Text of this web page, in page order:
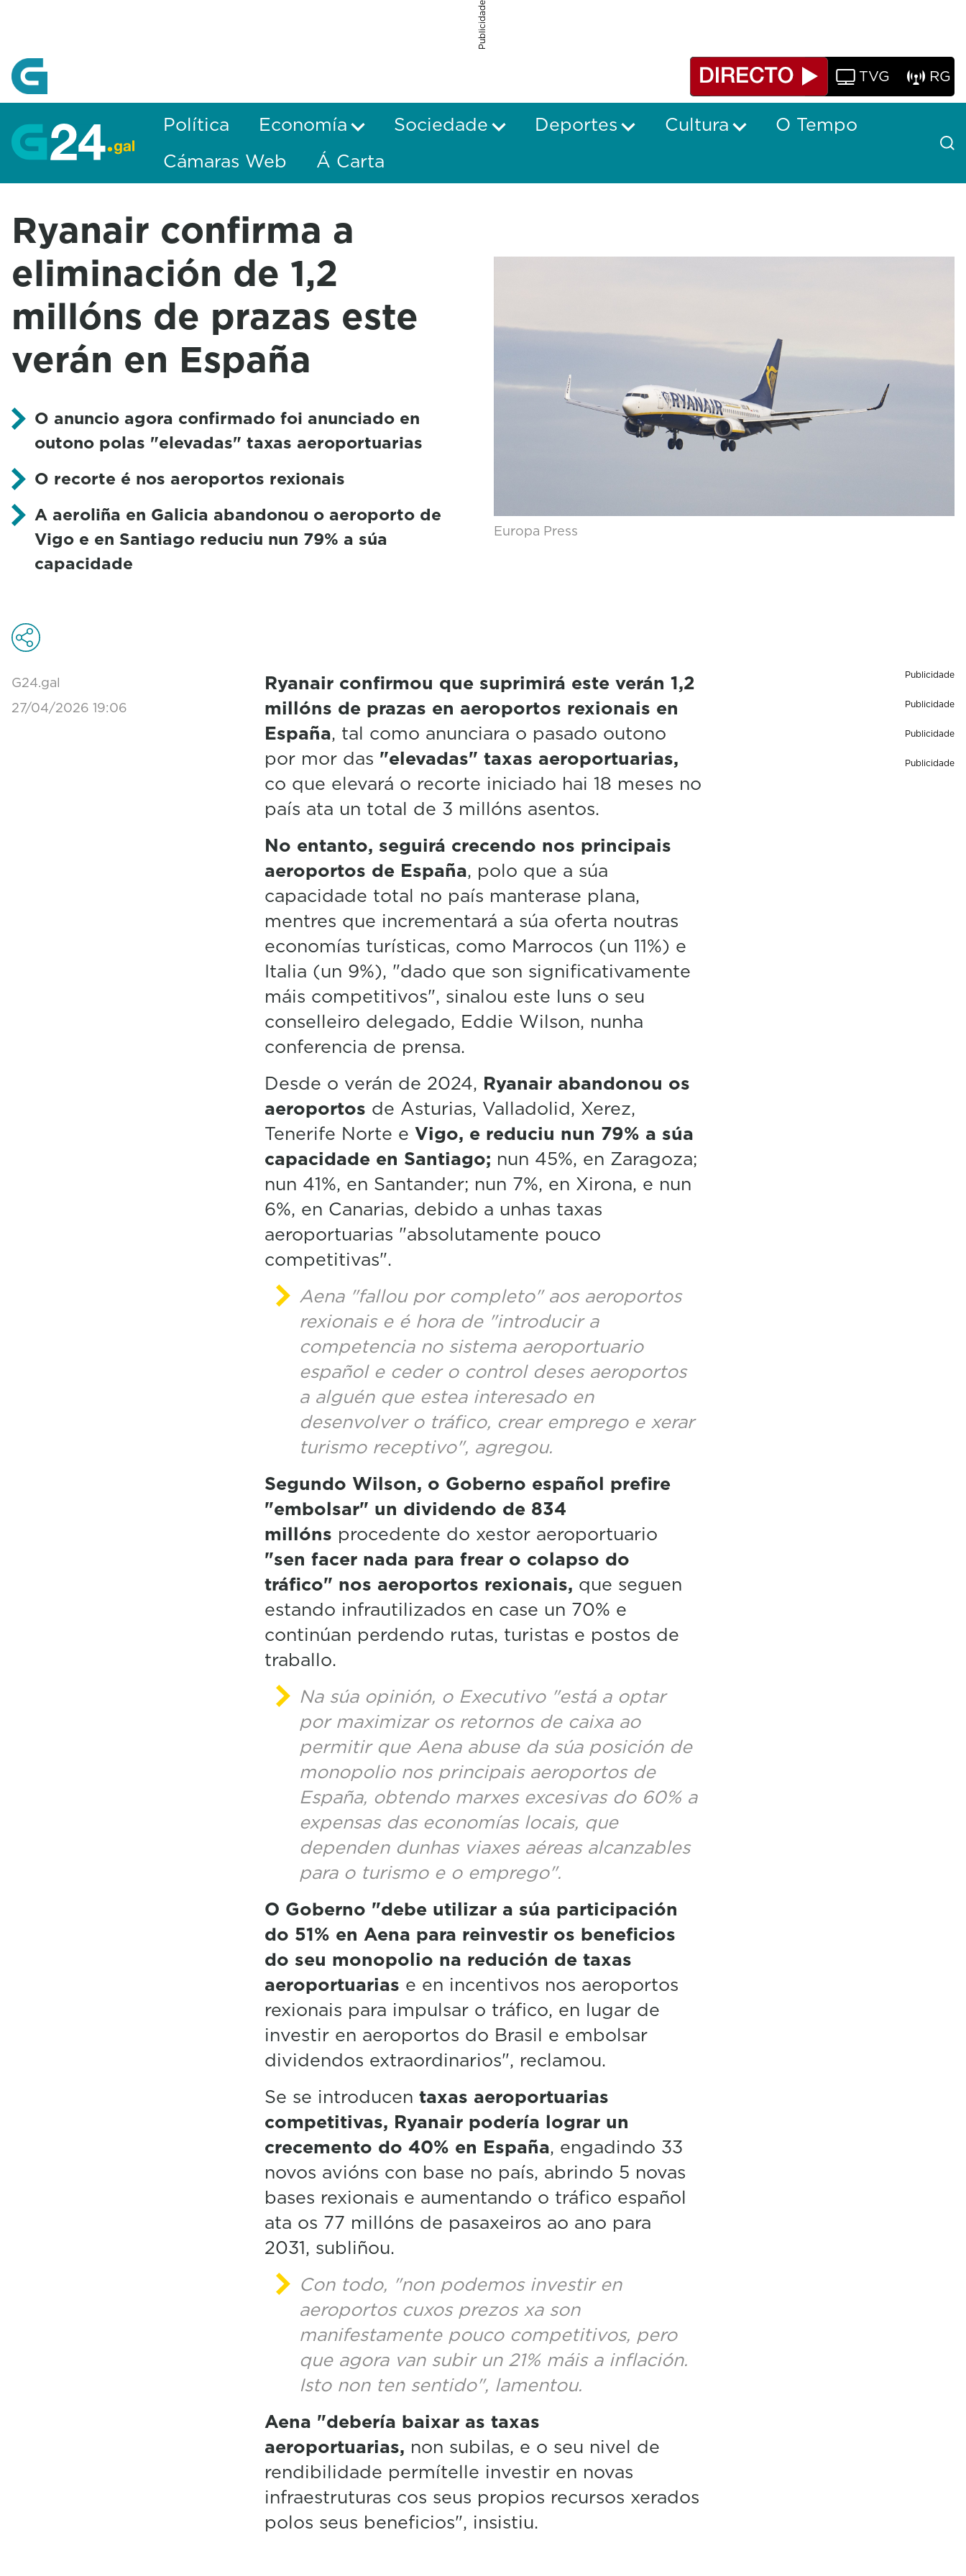
Publicidade
TVG RG
Política Economía Sociedade Deportes Cultura
O Tempo
Cámaras Web
Á Carta
Ryanair confirma a
eliminación de 1,2
millóns de prazas este
verán en España
O anuncio agora confirmado foi anunciado en
outono polas "elevadas" taxas aeroportuarias
O recorte é nos aeroportos rexionais
A aeroliña en Galicia abandonou o aeroporto de
Vigo e en Santiago reduciu nun 79% a súa
capacidade
Europa Press
G24.gal
27/04/2026 19:06
Ryanair confirmou que suprimirá este verán 1,2
millóns de prazas en aeroportos rexionais en
España, tal como anunciara o pasado outono
por mor das "elevadas" taxas aeroportuarias,
co que elevará o recorte iniciado hai 18 meses no
país ata un total de 3 millóns asentos.
No entanto, seguirá crecendo nos principais
aeroportos de España, polo que a súa
capacidade total no país manterase plana,
mentres que incrementará a súa oferta noutras
economías turísticas, como Marrocos (un 11%) e
Italia (un 9%), "dado que son significativamente
máis competitivos", sinalou este luns o seu
conselleiro delegado, Eddie Wilson, nunha
conferencia de prensa.
Desde o verán de 2024, Ryanair abandonou os
aeroportos de Asturias, Valladolid, Xerez,
Tenerife Norte e Vigo, e reduciu nun 79% a súa
capacidade en Santiago; nun 45%, en Zaragoza;
nun 41%, en Santander; nun 7%, en Xirona, e nun
6%, en Canarias, debido a unhas taxas
aeroportuarias "absolutamente pouco
competitivas".
Aena "fallou por completo" aos aeroportos
rexionais e é hora de "introducir a
competencia no sistema aeroportuario
español e ceder o control deses aeroportos
a alguén que estea interesado en
desenvolver o tráfico, crear emprego e xerar
turismo receptivo", agregou.
Segundo Wilson, o Goberno español prefire
"embolsar" un dividendo de 834
millóns procedente do xestor aeroportuario
"sen facer nada para frear o colapso do
tráfico" nos aeroportos rexionais, que seguen
estando infrautilizados en case un 70% e
continúan perdendo rutas, turistas e postos de
traballo.
Na súa opinión, o Executivo "está a optar
por maximizar os retornos de caixa ao
permitir que Aena abuse da súa posición de
monopolio nos principais aeroportos de
España, obtendo marxes excesivas do 60% a
expensas das economías locais, que
dependen dunhas viaxes aéreas alcanzables
para o turismo e o emprego".
O Goberno "debe utilizar a súa participación
do 51% en Aena para reinvestir os beneficios
do seu monopolio na redución de taxas
aeroportuarias e en incentivos nos aeroportos
rexionais para impulsar o tráfico, en lugar de
investir en aeroportos do Brasil e embolsar
dividendos extraordinarios", reclamou.
Se se introducen taxas aeroportuarias
competitivas, Ryanair podería lograr un
crecemento do 40% en España, engadindo 33
novos avións con base no país, abrindo 5 novas
bases rexionais e aumentando o tráfico español
ata os 77 millóns de pasaxeiros ao ano para
2031, subliñou.
Con todo, "non podemos investir en
aeroportos cuxos prezos xa son
manifestamente pouco competitivos, pero
que agora van subir un 21% máis a inflación.
Isto non ten sentido", lamentou.
Aena "debería baixar as taxas
aeroportuarias, non subilas, e o seu nivel de
rendibilidade permítelle investir en novas
infraestruturas cos seus propios recursos xerados
polos seus beneficios", insistiu.
Publicidade
Publicidade
Publicidade
Publicidade